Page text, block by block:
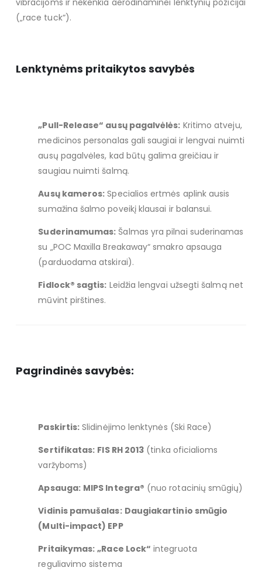
(„race tuck“).
Lenktynėms pritaikytos savybės
„Pull-Release“ ausų pagalvėlės: Kritimo atveju,
medicinos personalas gali saugiai ir lengvai nuimti
ausų pagalvėles, kad būtų galima greičiau ir
saugiau nuimti šalmą.
Ausų kameros: Specialios ertmės aplink ausis
sumažina šalmo poveikį klausai ir balansui.
Suderinamumas: Šalmas yra pilnai suderinamas
su „POC Maxilla Breakaway“ smakro apsauga
(parduodama atskirai).
Fidlock® sagtis: Leidžia lengvai užsegti šalmą net
mūvint pirštines.
Pagrindinės savybės:
Paskirtis: Slidinėjimo lenktynės (Ski Race)
Sertifikatas: FIS RH 2013 (tinka oficialioms
varžyboms)
Apsauga: MIPS Integra® (nuo rotacinių smūgių)
Vidinis pamušalas: Daugiakartinio smūgio
(Multi-impact) EPP
Pritaikymas: „Race Lock“ integruota
reguliavimo sistema